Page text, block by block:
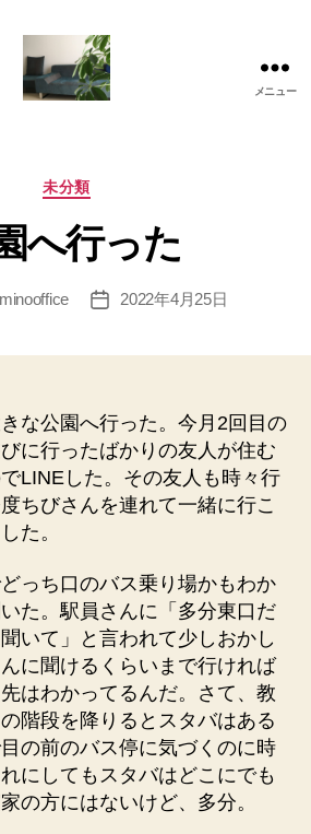
美
か
も
あ
の
グ
メニュー
カ
ゴ
リ
未分類
へ行った
投
2022年4月25日
な公園へ行った。今月2回目の
に行ったばかりの友人が住む
LINEした。その友人も時々行
ちびさんを連れて一緒に行こ
た。
っち口のバス乗り場かもわか
た。駅員さんに「多分東口だ
いて」と言われて少しおかし
に聞けるくらいまで行ければ
はわかってるんだ。さて、教
階段を降りるとスタバはある
の前のバス停に気づくのに時
にしてもスタバはどこにでも
の方にはないけど、多分。